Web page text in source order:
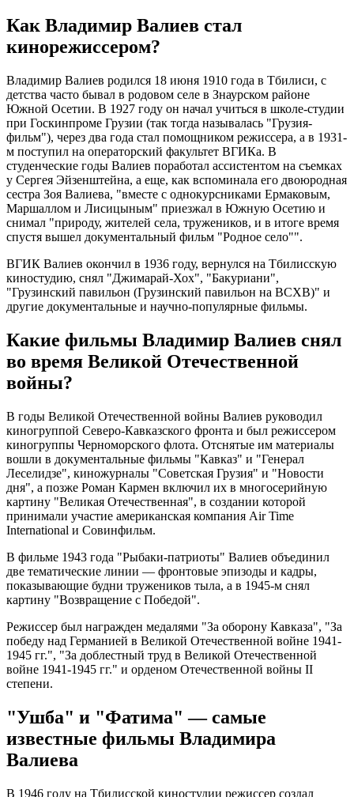
Как Владимир Валиев стал
кинорежиссером?
Владимир Валиев родился 18 июня 1910 года в Тбилиси, с
детства часто бывал в родовом селе в Знаурском районе
Южной Осетии. В 1927 году он начал учиться в школе-студии
при Госкинпроме Грузии (так тогда называлась "Грузия-
фильм"), через два года стал помощником режиссера, а в 1931-
м поступил на операторский факультет ВГИКа. В
студенческие годы Валиев поработал ассистентом на съемках
у Сергея Эйзенштейна, а еще, как вспоминала его двоюродная
сестра Зоя Валиева, "вместе с однокурсниками Ермаковым,
Маршаллом и Лисицыным" приезжал в Южную Осетию и
снимал "природу, жителей села, тружеников, и в итоге время
спустя вышел документальный фильм "Родное село"".
ВГИК Валиев окончил в 1936 году, вернулся на Тбилисскую
киностудию, снял "Джимарай-Хох", "Бакуриани",
"Грузинский павильон (Грузинский павильон на ВСХВ)" и
другие документальные и научно-популярные фильмы.
Какие фильмы Владимир Валиев снял
во время Великой Отечественной
войны?
В годы Великой Отечественной войны Валиев руководил
киногруппой Северо-Кавказского фронта и был режиссером
киногруппы Черноморского флота. Отснятые им материалы
вошли в документальные фильмы "Кавказ" и "Генерал
Леселидзе", киножурналы "Советская Грузия" и "Новости
дня", а позже Роман Кармен включил их в многосерийную
картину "Великая Отечественная", в создании которой
принимали участие американская компания Air Time
International и Совинфильм.
В фильме 1943 года "Рыбаки-патриоты" Валиев объединил
две тематические линии — фронтовые эпизоды и кадры,
показывающие будни тружеников тыла, а в 1945-м снял
картину "Возвращение с Победой".
Режиссер был награжден медалями "За оборону Кавказа", "За
победу над Германией в Великой Отечественной войне 1941-
1945 гг.", "За доблестный труд в Великой Отечественной
войне 1941-1945 гг." и орденом Отечественной войны II
степени.
"Ушба" и "Фатима" — самые
известные фильмы Владимира
Валиева
В 1946 году на Тбилисской киностудии режиссер создал